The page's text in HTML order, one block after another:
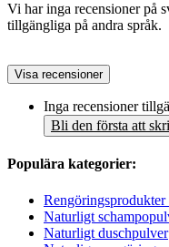
Vi har inga recensioner på
tillgängliga på andra språk.
Visa recensioner
Inga recensioner
Bli den första att
Populära kategorier:
Naturligt
Naturligt duschpulver